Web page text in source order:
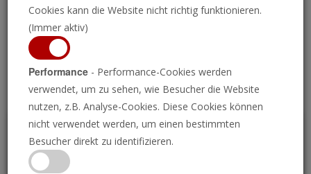
Programm ansehen
Cookies kann die Website nicht richtig funktionieren.
(Immer aktiv)
Performance - Performance-Cookies werden
verwendet, um zu sehen, wie Besucher die Website
nutzen, z.B. Analyse-Cookies. Diese Cookies können
nicht verwendet werden, um einen bestimmten
Besucher direkt zu identifizieren.